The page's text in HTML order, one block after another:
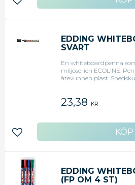
Lägg till i favoriter
EDDING
SVART
En whiteboardpenna
miljöserien ECOLINE.
åtevunnen plast.
23,38 KR
Lägg till i favoriter
EDDING
(FP OM 4 ST)